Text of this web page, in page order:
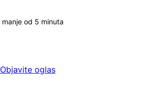
manje od 5 minuta
Objavite oglas